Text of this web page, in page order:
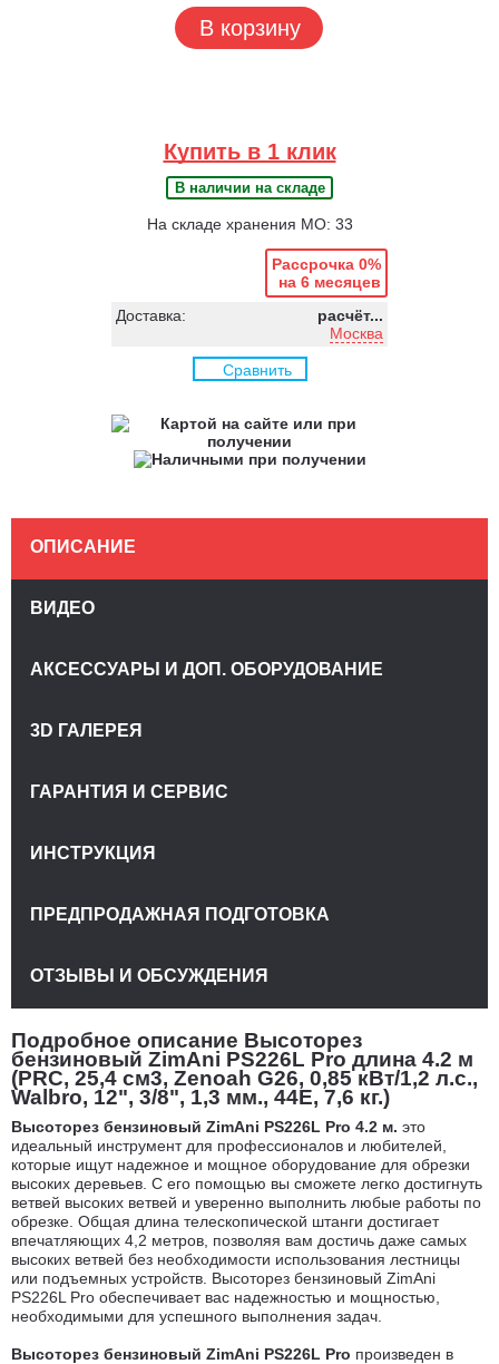
В корзину
Купить в 1 клик
В наличии на складе
На складе хранения МО: 33
Рассрочка 0%
на 6 месяцев
Доставка:
расчёт...
Москва
Сравнить
Подробное описание Высоторез
бензиновый ZimAni PS226L Pro длина 4.2 м
(PRC, 25,4 см3, Zenoah G26, 0,85 кВт/1,2 л.с.,
Walbro, 12", 3/8", 1,3 мм., 44E, 7,6 кг.)
Высоторез бензиновый ZimAni PS226L Pro 4.2 м. это
идеальный инструмент для профессионалов и любителей,
которые ищут надежное и мощное оборудование для обрезки
высоких деревьев. С его помощью вы сможете легко достигнуть
ветвей высоких ветвей и уверенно выполнить любые работы по
обрезке. Общая длина телескопической штанги достигает
впечатляющих 4,2 метров, позволяя вам достичь даже самых
высоких ветвей без необходимости использования лестницы
или подъемных устройств. Высоторез бензиновый ZimAni
PS226L Pro обеспечивает вас надежностью и мощностью,
необходимыми для успешного выполнения задач.
Высоторез бензиновый ZimAni PS226L Pro произведен в
ОПИСАНИЕ
ВИДЕО
АКСЕССУАРЫ И ДОП. ОБОРУДОВАНИЕ
3D ГАЛЕРЕЯ
ГАРАНТИЯ И СЕРВИС
ИНСТРУКЦИЯ
ПРЕДПРОДАЖНАЯ ПОДГОТОВКА
ОТЗЫВЫ И ОБСУЖДЕНИЯ